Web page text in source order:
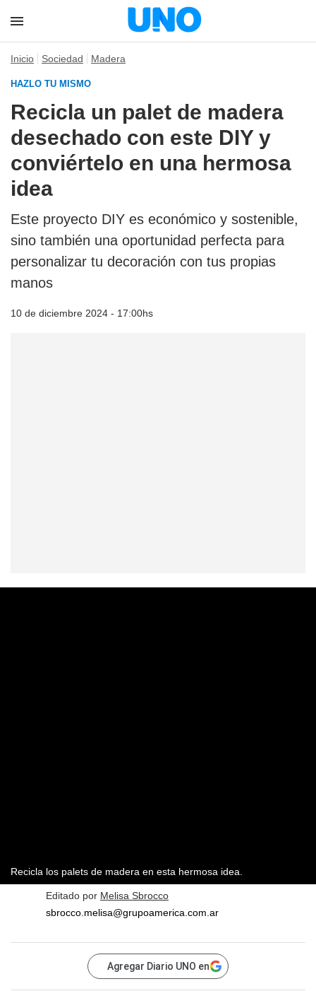
Inicio Sociedad Madera
HAZLO TU MISMO
Recicla un palet de madera
desechado con este DIY y
conviértelo en una hermosa
idea
Este proyecto DIY es económico y sostenible,
sino también una oportunidad perfecta para
personalizar tu decoración con tus propias
manos
10 de diciembre 2024 - 17:00hs
Recicla los palets de madera en esta hermosa idea.
Editado por Melisa Sbrocco
sbrocco.melisa@grupoamerica.com.ar
Agregar Diario UNO en